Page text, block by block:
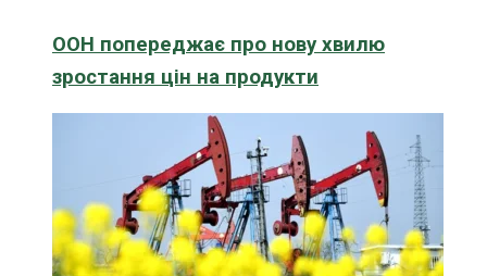
ООН попереджає про нову хвилю
зростання цін на продукти